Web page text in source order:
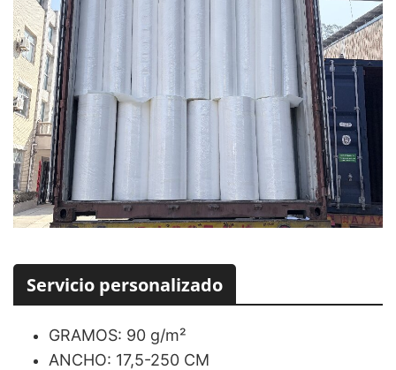
Servicio personalizado
GRAMOS: 90 g/m²
ANCHO: 17,5-250 CM